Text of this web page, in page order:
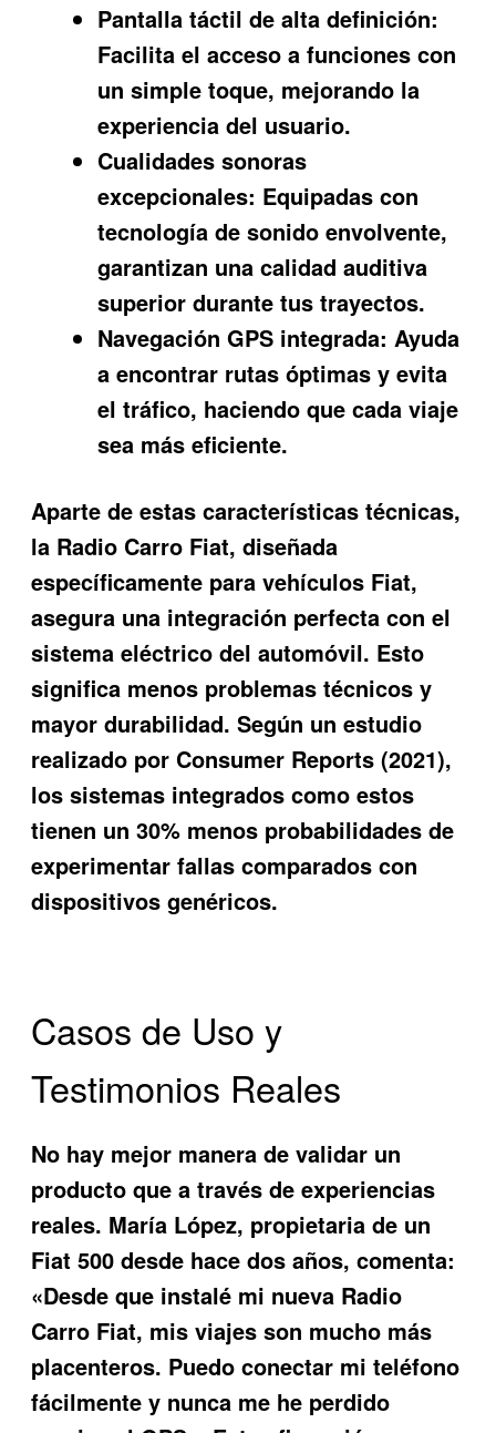
Pantalla táctil de alta definición:
Facilita el acceso a funciones con
un simple toque, mejorando la
experiencia del usuario.
Cualidades sonoras
excepcionales: Equipadas con
tecnología de sonido envolvente,
garantizan una calidad auditiva
superior durante tus trayectos.
Navegación GPS integrada: Ayuda
a encontrar rutas óptimas y evita
el tráfico, haciendo que cada viaje
sea más eficiente.
Aparte de estas características técnicas,
la Radio Carro Fiat, diseñada
específicamente para vehículos Fiat,
asegura una integración perfecta con el
sistema eléctrico del automóvil. Esto
significa menos problemas técnicos y
mayor durabilidad. Según un estudio
realizado por Consumer Reports (2021),
los sistemas integrados como estos
tienen un 30% menos probabilidades de
experimentar fallas comparados con
dispositivos genéricos.
Casos de Uso y
Testimonios Reales
No hay mejor manera de validar un
producto que a través de experiencias
reales. María López, propietaria de un
Fiat 500 desde hace dos años, comenta:
«Desde que instalé mi nueva Radio
Carro Fiat, mis viajes son mucho más
placenteros. Puedo conectar mi teléfono
fácilmente y nunca me he perdido